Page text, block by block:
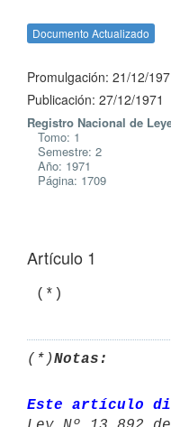
Documento Actualizado
Promulgación: 21/12/
Publicación: 27/12/1971
Registro Nacional de
Tomo: 1
Semestre: 2
Año: 1971
Página: 1709
Artículo 1
(*)
(*)Notas:
Este artículo